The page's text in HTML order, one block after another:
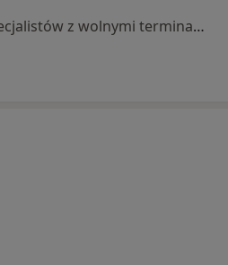
Brak dostępnych specjalistów z wolnymi terminami w tym centrum medycznym.